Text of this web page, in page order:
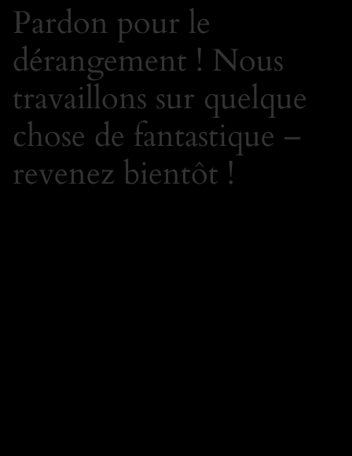
Pardon pour le
dérangement ! Nous
travaillons sur quelque
chose de fantastique –
revenez bientôt !